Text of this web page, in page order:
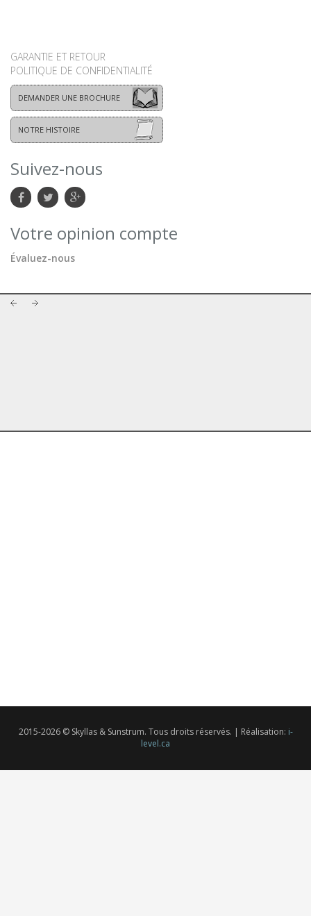
GARANTIE ET RETOUR
POLITIQUE DE CONFIDENTIALITÉ
DEMANDER UNE BROCHURE
NOTRE HISTOIRE
Suivez-nous
Votre opinion compte
Évaluez-nous
2015-2026 © Skyllas & Sunstrum. Tous droits réservés. | Réalisation: i-
level.ca